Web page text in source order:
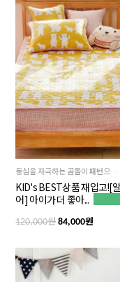
동심을 자극하는 곰돌이 패턴으로, 해맑은 곰
KID's BEST상품 재입고![
어] 아이가 더 좋아...
120,000원84,000원